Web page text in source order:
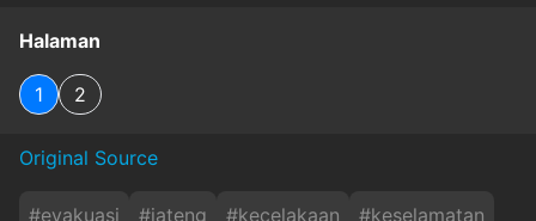
Halaman
1 2
Original Source
#evakuasi #jateng #kecelakaan #keselamatan